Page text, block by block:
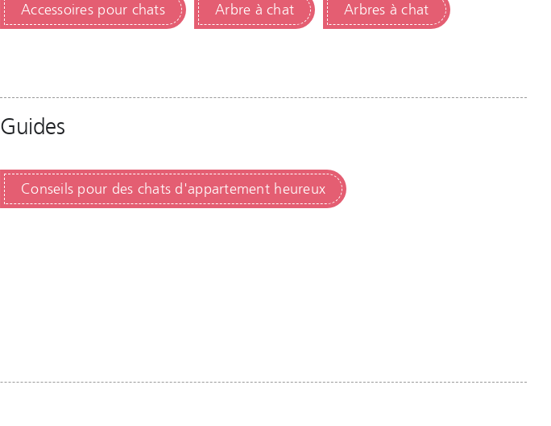
Accessoires pour chats Arbre à chat Arbres à chat
Guides
Conseils pour des chats d'appartement heureux